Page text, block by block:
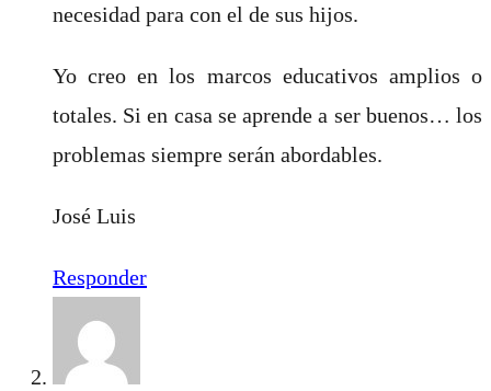
necesidad para con el de sus hijos.
Yo creo en los marcos educativos amplios o
totales. Si en casa se aprende a ser buenos… los
problemas siempre serán abordables.
José Luis
Responder